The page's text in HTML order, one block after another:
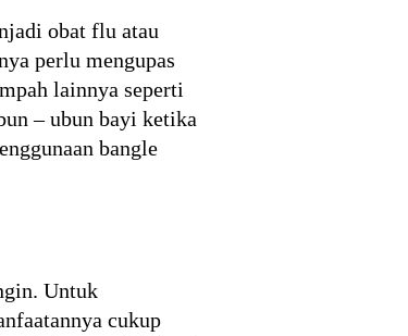
obat flu atau
perlu mengupas
lainnya seperti
– ubun bayi ketika
bangle
Untuk
cukup